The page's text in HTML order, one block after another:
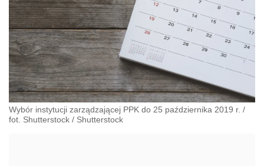
Wybór instytucji zarządzającej PPK do 25 października 2019 r. /
fot. Shutterstock / Shutterstock